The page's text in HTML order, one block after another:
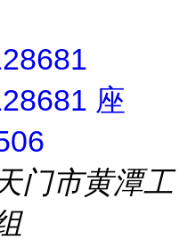
座
门市黄潭工